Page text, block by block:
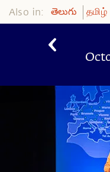
Also in: తెలుగు தமிழ்